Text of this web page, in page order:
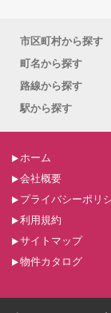
市区町村から探す
町名から探す
路線から探す
駅から探す
ホーム
会社概要
プライバシーポリ
利用規約
サイトマップ
物件カタログ